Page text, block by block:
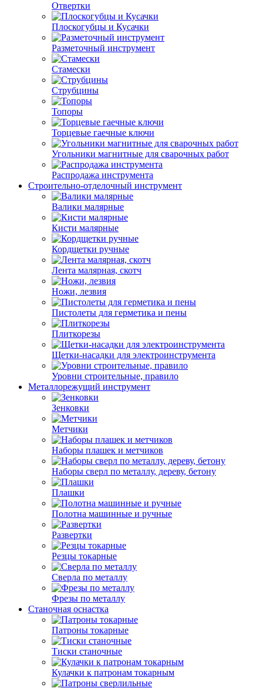
Отвертки
Плоскогубцы и Кусачки
Разметочный инструмент
Стамески
Струбцины
Топоры
Торцевые гаечные ключи
Угольники магнитные для сварочных работ
Распродажа инструмента
Строительно-отделочный инструмент
Валики малярные
Кисти малярные
Кордщетки ручные
Лента малярная, скотч
Ножи, лезвия
Пистолеты для герметика и пены
Плиткорезы
Щетки-насадки для электроинструмента
Уровни строительные, правило
Металлорежущий инструмент
Зенковки
Метчики
Наборы плашек и метчиков
Наборы сверл по металлу, дереву, бетону
Плашки
Полотна машинные и ручные
Развертки
Резцы токарные
Сверла по металлу
Фрезы по металлу
Станочная оснастка
Патроны токарные
Тиски станочные
Кулачки к патронам токарным